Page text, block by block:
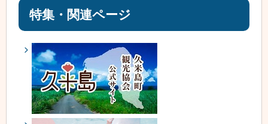
特集・関連ページ